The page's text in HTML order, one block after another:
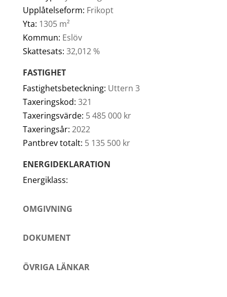
Upplåtelseform: Frikopt
Yta: 1305 m²
Kommun: Eslöv
Skattesats: 32,012 %
FASTIGHET
Fastighetsbeteckning: Uttern 3
Taxeringskod: 321
Taxeringsvärde: 5 485 000 kr
Taxeringsår: 2022
Pantbrev totalt: 5 135 500 kr
ENERGIDEKLARATION
Energiklass:
OMGIVNING
DOKUMENT
ÖVRIGA LÄNKAR